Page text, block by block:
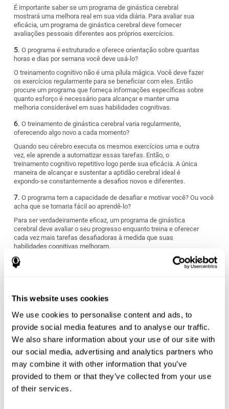
This website uses cookies
We use cookies to personalise content and ads, to
provide social media features and to analyse our traffic.
We also share information about your use of our site with
our social media, advertising and analytics partners who
may combine it with other information that you’ve
provided to them or that they’ve collected from your use
of their services.
É importante saber se um programa de ginástica cerebral
mostrará uma melhora real em sua vida diária. Para avaliar sua
eficácia, um programa de ginástica cerebral deve fornecer
avaliações pessoais diferentes aos próprios exercícios.
O programa é estruturado e oferece orientação sobre quantas
horas e dias por semana você deve usá-lo?
O treinamento cognitivo não é uma pílula mágica. Você deve fazer
os exercícios regularmente para se beneficiar com eles. Então
procure um programa que forneça informações específicas sobre
quanto esforço é necessário para alcançar e manter uma
melhoria considerável em suas habilidades cognitivas.
O treinamento de ginástica cerebral varia regularmente,
oferecendo algo novo a cada momento?
Quando seu cérebro executa os mesmos exercícios uma e outra
vez, ele aprende a automatizar essas tarefas. Então, o
treinamento cognitivo repetitivo logo perde sua eficácia. A única
maneira de alcançar e sustentar a aptidão cerebral ideal é
expondo-se constantemente a desafios novos e diferentes.
O programa tem a capacidade de desafiar e motivar você? Ou você
acha que se tornaria fácil ao aprendê-lo?
Para ser verdadeiramente eficaz, um programa de ginástica
cerebral deve avaliar o seu progresso enquanto treina e oferecer
cada vez mais tarefas desafiadoras à medida que suas
habilidades cognitivas melhoram.
ginástica cerebral que possa avaliar suas habilidades cognitivas e
oferecer um regime de treinamento personalizado, adaptado aos
seus requisitos específicos.
O programa se adapta ao seu estilo de vida?
Alguns programas de exercícios cerebrais produzem excelentes
resultados a curto prazo, mas são muito intensos e difíceis de
manter. Outros podem ser muito graduais e não suficientemente
desafiadores para você. Escolha um programa que o avalie desde
o início e, em seguida, ajuste a dificuldade das tarefas para refletir